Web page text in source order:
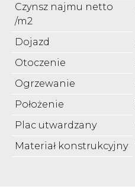
Czynsz najmu netto
/m2
Dojazd
Otoczenie
Ogrzewanie
Położenie
Plac utwardzany
Materiał konstrukcyjny